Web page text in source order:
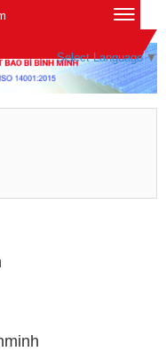
Select Language ▼